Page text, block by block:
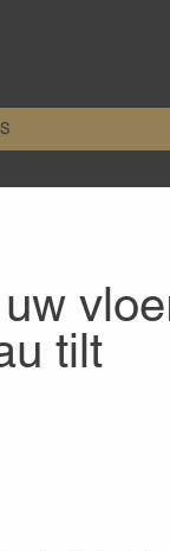
tilt